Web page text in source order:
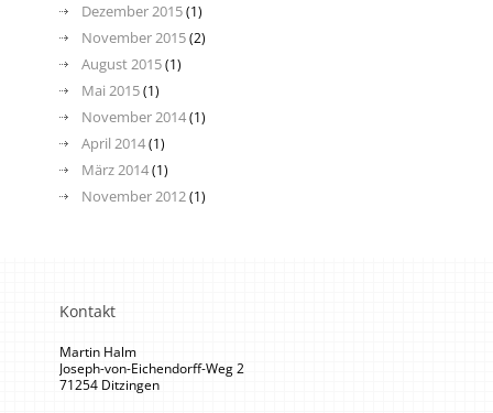
Dezember 2015(1)
November 2015(2)
August 2015(1)
Mai 2015(1)
November 2014(1)
April 2014(1)
März 2014(1)
November 2012(1)
Kontakt
Martin Halm
Joseph-von-Eichendorff-Weg 2
71254 Ditzingen